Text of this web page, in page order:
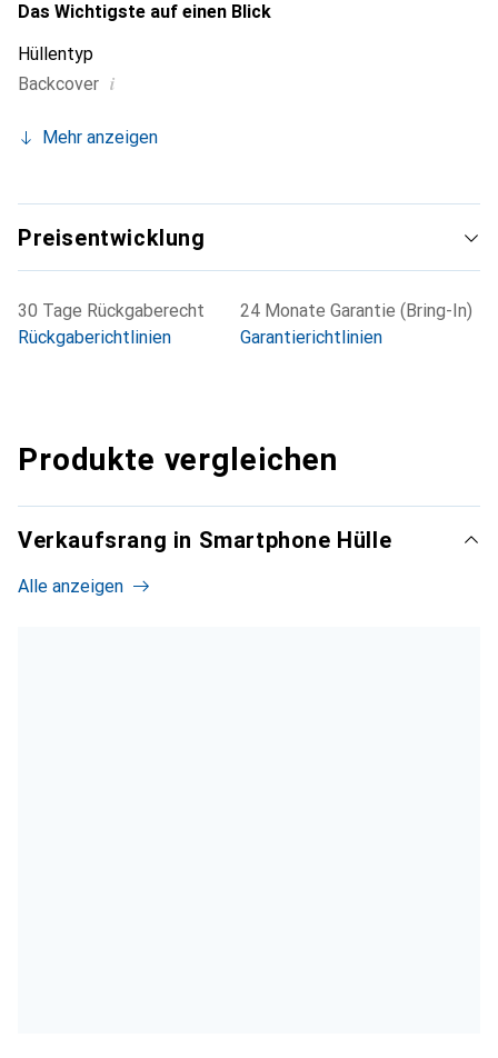
Das Wichtigste auf einen Blick
Hüllentyp
Backcover i
Mehr anzeigen
Preisentwicklung
30 Tage Rückgaberecht
Rückgaberichtlinien
24 Monate Garantie (Bring-In)
Garantierichtlinien
Produkte vergleichen
Verkaufsrang in Smartphone Hülle
Alle anzeigen